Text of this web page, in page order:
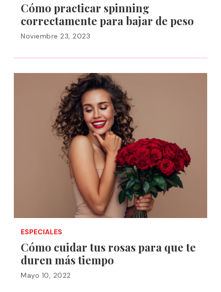
Cómo practicar spinning
correctamente para bajar de peso
Noviembre 23, 2023
ESPECIALES
Cómo cuidar tus rosas para que te
duren más tiempo
Mayo 10, 2022